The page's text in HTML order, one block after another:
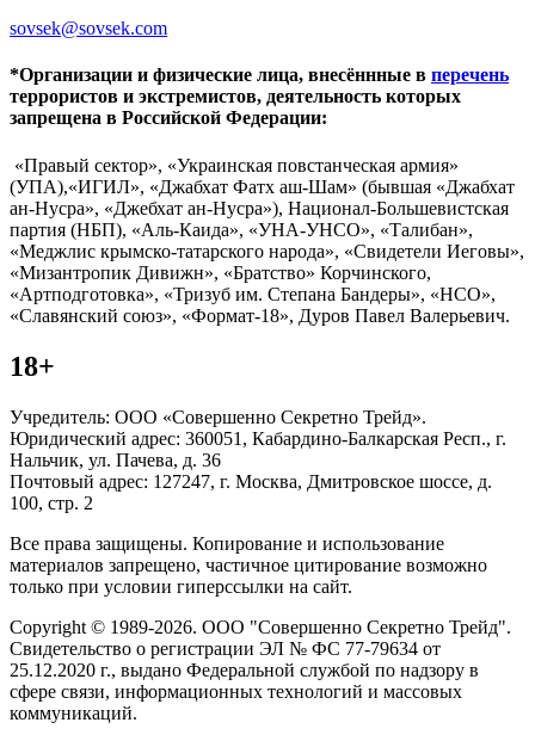
sovsek@sovsek.com
*Организации и физические лица, внесённные в перечень
террористов и экстремистов, деятельность которых
запрещена в Российской Федерации:
«Правый сектор», «Украинская повстанческая армия»
(УПА),«ИГИЛ», «Джабхат Фатх аш-Шам» (бывшая «Джабхат
ан-Нусра», «Джебхат ан-Нусра»), Национал-Большевистская
партия (НБП), «Аль-Каида», «УНА-УНСО», «Талибан»,
«Меджлис крымско-татарского народа», «Свидетели Иеговы»,
«Мизантропик Дивижн», «Братство» Корчинского,
«Артподготовка», «Тризуб им. Степана Бандеры», «НСО»,
«Славянский союз», «Формат-18», Дуров Павел Валерьевич.
18+
Учредитель: ООО «Совершенно Секретно Трейд».
Юридический адрес: 360051, Кабардино-Балкарская Респ., г.
Нальчик, ул. Пачева, д. 36
Почтовый адрес: 127247, г. Москва, Дмитровское шоссе, д.
100, стр. 2
Все права защищены. Копирование и использование
материалов запрещено, частичное цитирование возможно
только при условии гиперссылки на сайт.
Copyright © 1989-2026. ООО "Совершенно Секретно Трейд".
Свидетельство о регистрации ЭЛ № ФС 77-79634 от
25.12.2020 г., выдано Федеральной службой по надзору в
сфере связи, информационных технологий и массовых
коммуникаций.